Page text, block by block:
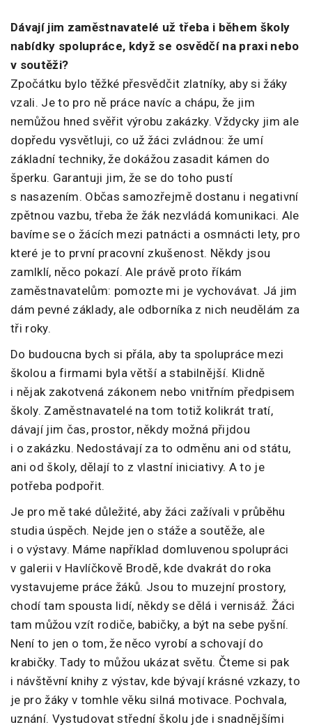
Dávají jim zaměstnavatelé už třeba i během školy
nabídky spolupráce, když se osvědčí na praxi nebo
v soutěži?
Zpočátku bylo těžké přesvědčit zlatníky, aby si žáky
vzali. Je to pro ně práce navíc a chápu, že jim
nemůžou hned svěřit výrobu zakázky. Vždycky jim ale
dopředu vysvětluji, co už žáci zvládnou: že umí
základní techniky, že dokážou zasadit kámen do
šperku. Garantuji jim, že se do toho pustí
s nasazením. Občas samozřejmě dostanu i negativní
zpětnou vazbu, třeba že žák nezvládá komunikaci. Ale
bavíme se o žácích mezi patnácti a osmnácti lety, pro
které je to první pracovní zkušenost. Někdy jsou
zamlklí, něco pokazí. Ale právě proto říkám
zaměstnavatelům: pomozte mi je vychovávat. Já jim
dám pevné základy, ale odborníka z nich neudělám za
tři roky.
Do budoucna bych si přála, aby ta spolupráce mezi
školou a firmami byla větší a stabilnější. Klidně
i nějak zakotvená zákonem nebo vnitřním předpisem
školy. Zaměstnavatelé na tom totiž kolikrát tratí,
dávají jim čas, prostor, někdy možná přijdou
i o zakázku. Nedostávají za to odměnu ani od státu,
ani od školy, dělají to z vlastní iniciativy. A to je
potřeba podpořit.
Je pro mě také důležité, aby žáci zažívali v průběhu
studia úspěch. Nejde jen o stáže a soutěže, ale
i o výstavy. Máme například domluvenou spolupráci
v galerii v Havlíčkově Brodě, kde dvakrát do roka
vystavujeme práce žáků. Jsou to muzejní prostory,
chodí tam spousta lidí, někdy se dělá i vernisáž. Žáci
tam můžou vzít rodiče, babičky, a být na sebe pyšní.
Není to jen o tom, že něco vyrobí a schovají do
krabičky. Tady to můžou ukázat světu. Čteme si pak
i návštěvní knihy z výstav, kde bývají krásné vzkazy, to
je pro žáky v tomhle věku silná motivace. Pochvala,
uznání. Vystudovat střední školu jde i snadnějšími